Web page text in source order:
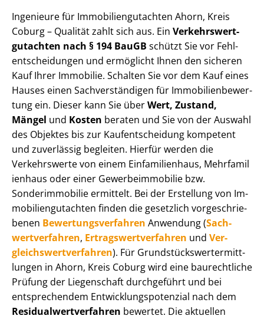
Ingenieure für Im­mo­bi­li­en­gut­ach­ten Ahorn, Kreis
Coburg – Qualität zahlt sich aus. Ein Ver­kehrs­wert­
gut­ach­ten nach § 194 BauGB schützt Sie vor Fehl­
ent­schei­dun­gen und ermöglicht Ihnen den sicheren
Kauf Ihrer Immobilie. Schalten Sie vor dem Kauf eines
Hauses einen Sach­ver­stän­di­gen für Im­mo­bi­li­en­be­wer­
tung ein. Dieser kann Sie überWert, Zustand,
Mängel und Kosten beraten und Sie von der Auswahl
des Objektes bis zur Kauf­ent­schei­dung kompetent
und zuverlässig begleiten. Hierfür werden die
Verkehrswerte von einem Einfamilienhaus, Mehr­fa­mi­l
i­en­haus oder einer Ge­wer­be­im­mo­bi­lie bzw.
Sonderimmobilie ermittelt. Bei der Erstellung von Im­
mo­bi­li­en­gut­ach­ten finden die gesetzlich vor­ge­schrie­
be­nen Be­wer­tungs­ver­fah­ren Anwendung (Sach­
wert­ver­fah­ren, Er­trags­wert­ver­fah­ren und Ver­
gleichs­wert­ver­fah­ren). Für Grund­stücks­wert­ermitt­
lun­gen in Ahorn, Kreis Coburg wird eine baurechtliche
Prüfung der Liegenschaft durchgeführt und bei
entsprechendem Ent­wick­lungs­po­ten­zi­al nach dem
Re­si­du­al­wert­ver­fah­ren bewertet. Die aktuellen